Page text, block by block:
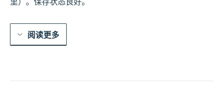
阅读更多